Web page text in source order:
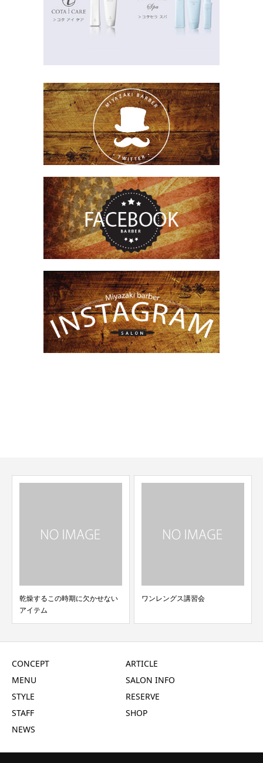
乾燥するこの時期に欠かせない
アイテム
ワンレングス講習会
CONCEPT
MENU
STYLE
STAFF
NEWS
ARTICLE
SALON INFO
RESERVE
SHOP